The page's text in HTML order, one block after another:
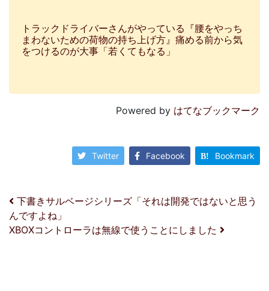
トラックドライバーさんがやっている『腰をやっち
まわないための荷物の持ち上げ方』痛める前から気
をつけるのが大事「若くてもなる」
Powered by はてなブックマーク
Twitter Facebook Bookmark
投稿ナビゲーション
下書きサルベージシリーズ「それは開発ではないと思う
んですよね」
XBOXコントローラは無線で使うことにしました